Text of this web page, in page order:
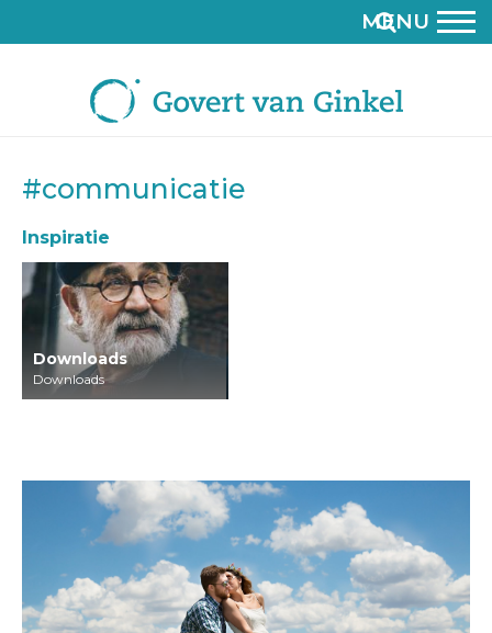
MENU
#communicatie
Inspiratie
Downloads
Downloads